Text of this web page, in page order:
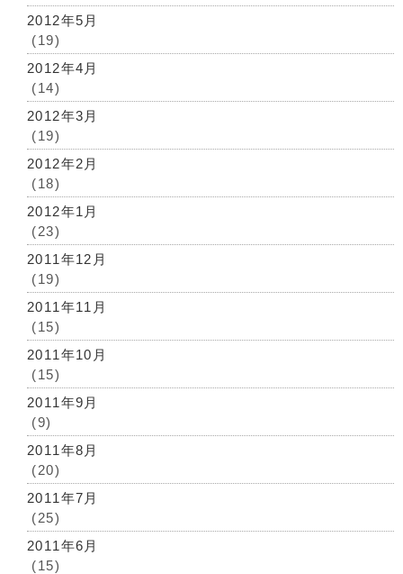
2012年5月
(19)
2012年4月
(14)
2012年3月
(19)
2012年2月
(18)
2012年1月
(23)
2011年12月
(19)
2011年11月
(15)
2011年10月
(15)
2011年9月
(9)
2011年8月
(20)
2011年7月
(25)
2011年6月
(15)